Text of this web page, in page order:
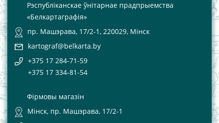
Рэспубліканскае ўнітарнае прадпрыемства
«Белкартаграфія»
пр. Машэрава, 17/2-1, 220029, Мінск
kartograf@belkarta.by
+375 17 284-71-59
+375 17 334-81-54
Фірмовы магазін
Мінск, пр. Машэрава, 17/2-1